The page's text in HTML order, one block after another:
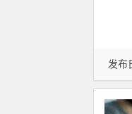
发布